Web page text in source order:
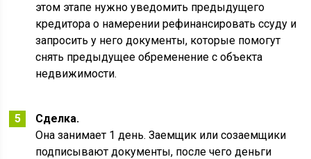
этом этапе нужно уведомить предыдущего
кредитора о намерении рефинансировать ссуду и
запросить у него документы, которые помогут
снять предыдущее обременение с объекта
недвижимости.
Сделка.
Она занимает 1 день. Заемщик или созаемщики
подписывают документы, после чего деньги